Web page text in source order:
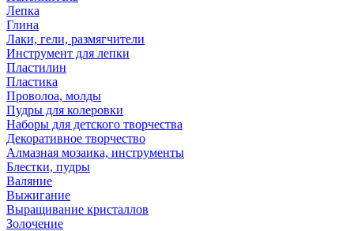
Лепка
Глина
Лаки, гели, размягчители
Инструмент для лепки
Пластилин
Пластика
Проволоа, молды
Пудры для колеровки
Наборы для детского творчества
Декоративное творчество
Алмазная мозаика, инструменты
Блестки, пудры
Валяние
Выжигание
Выращивание кристаллов
Золочение